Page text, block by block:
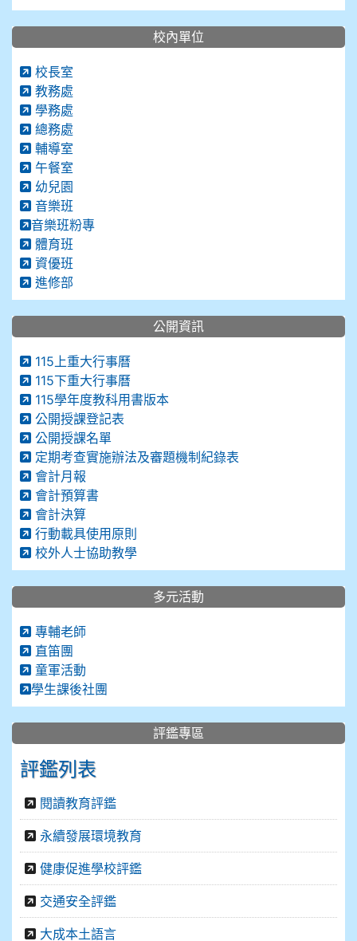
校內單位
校長室
教務處
學務處
總務處
輔導室
午餐室
幼兒園
音樂班
音樂班粉專
體育班
資優班
進修部
公開資訊
115上重大行事曆
115下重大行事曆
115學年度教科用書版本
公開授課登記表
公開授課名單
定期考查實施辦法及審題機制紀錄表
會計月報
會計預算書
會計決算
行動載具使用原則
校外人士協助教學
多元活動
專輔老師
直笛團
童軍活動
學生課後社團
評鑑專區
評鑑列表
閱讀教育評鑑
永續發展環境教育
健康促進學校評鑑
交通安全評鑑
大成本土語言